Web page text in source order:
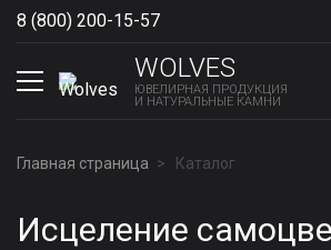
8 (800) 200-15-57
WOLVES
ЮВЕЛИРНАЯ ПРОДУКЦИЯ
И НАТУРАЛЬНЫЕ КАМНИ
Главная страница Каталог
Исцеление